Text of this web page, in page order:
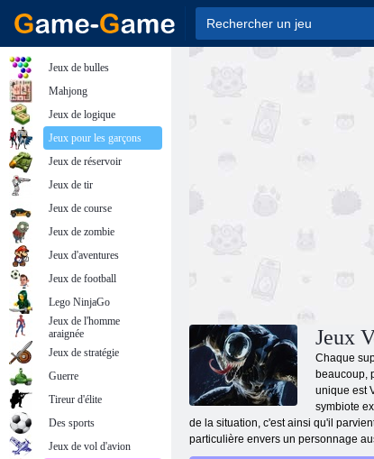
Jeux
Chaque
beaucoup,
unique est
symbiote
de la situation, c'est ainsi qu'il
particulière envers un personnage
Jeux de bulles
Mahjong
Jeux de logique
Jeux pour les garçons
Jeux de réservoir
Jeux de tir
Jeux de course
Jeux de zombie
Jeux d'aventures
Jeux de football
Lego NinjaGo
Jeux de l'homme
araignée
Jeux de stratégie
Guerre
Tireur d'élite
Des sports
Jeux de vol d'avion